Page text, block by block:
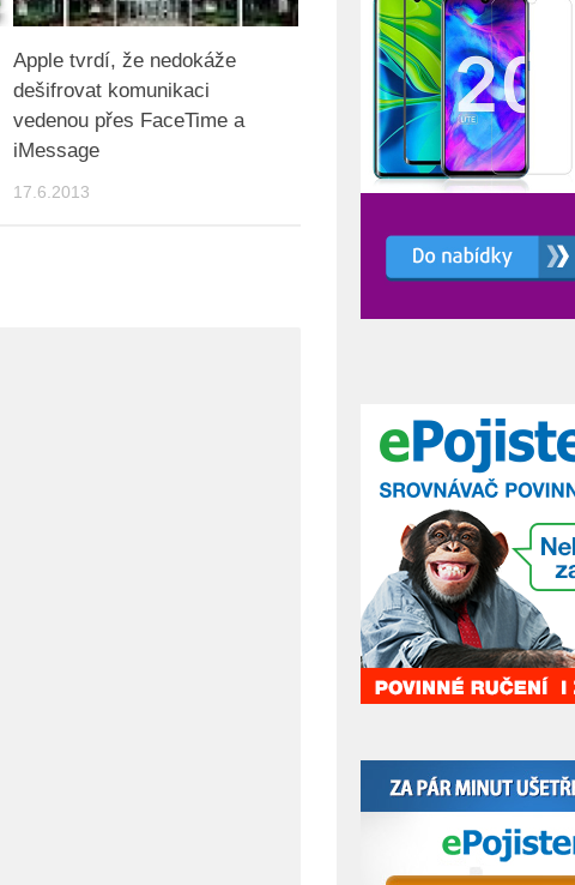
Apple tvrdí, že nedokáže
dešifrovat komunikaci
vedenou přes FaceTime a
iMessage
17.6.2013